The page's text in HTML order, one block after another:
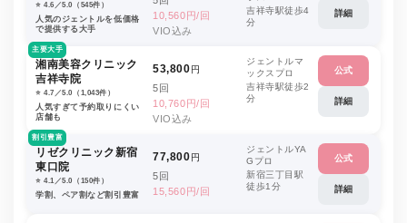
⭐️ 4.6／5.0（545件）
人気のジェントルを低価格
で提供する大手
10,560円/回
VIO込み
吉祥寺駅徒歩4
分
詳細
主要大手
湘南美容クリニック
吉祥寺院
⭐️ 4.7／5.0（1,043件）
人気すぎて予約取りにくい
店舗も
53,800円
5回
10,760円/回
VIO込み
ジェントルマ
ックスプロ
吉祥寺駅徒歩2
分
公式
詳細
割引豊富
リゼクリニック新宿
東口院
⭐️ 4.1／5.0（150件）
学割、ペア割など割引豊富
77,800円
5回
15,560円/回
ジェントルYA
Gプロ
新宿三丁目駅
徒歩1分
公式
詳細